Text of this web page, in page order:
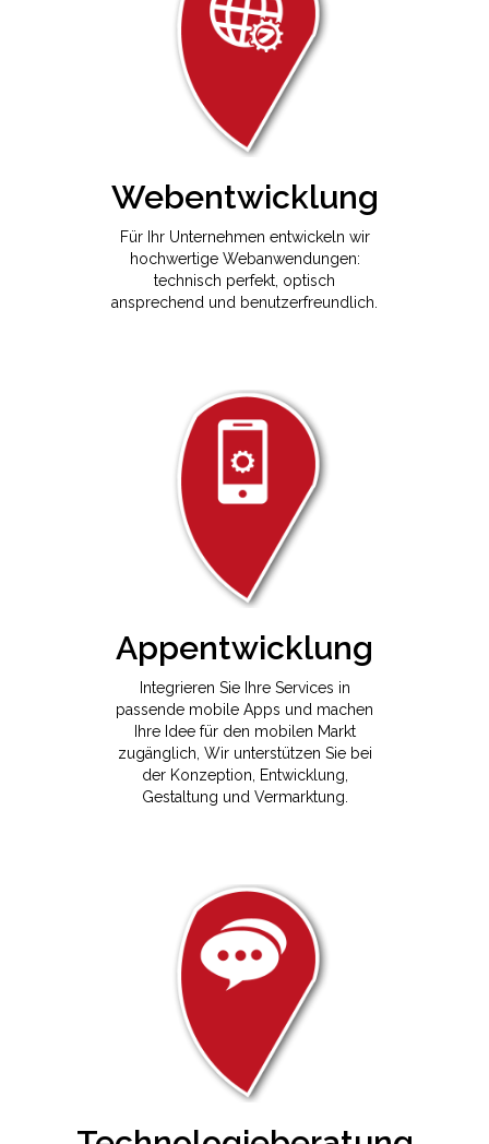
Webentwicklung
Für Ihr Unternehmen entwickeln wir
hochwertige Webanwendungen:
technisch perfekt, optisch
ansprechend und benutzerfreundlich.
Appentwicklung
Integrieren Sie Ihre Services in
passende mobile Apps und machen
Ihre Idee für den mobilen Markt
zugänglich, Wir unterstützen Sie bei
der Konzeption, Entwicklung,
Gestaltung und Vermarktung.